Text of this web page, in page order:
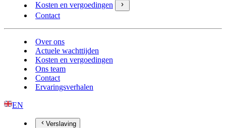
Kosten en vergoedingen
Contact
Over ons
Actuele wachttijden
Kosten en vergoedingen
Ons team
Contact
Ervaringsverhalen
EN
Verslaving